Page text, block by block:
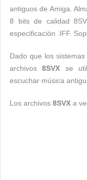
antiguos de Amiga.
8 bits de calidad
especificación .IFF.
Dado que los
archivos8SVX se
escuchar música
Los archivos 8SVX a